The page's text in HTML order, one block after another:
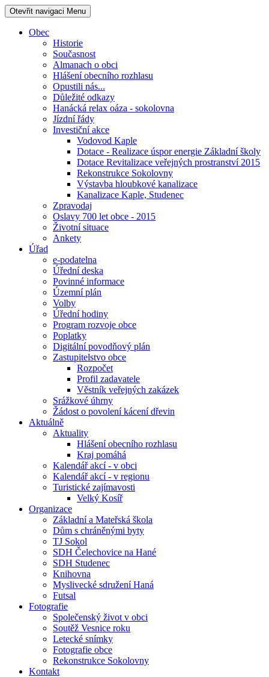
Otevřit navigaci Menu
Obec
Historie
Současnost
Almanach o obci
Hlášení obecního rozhlasu
Opustili nás...
Důležité odkazy
Hanácká relax oáza - sokolovna
Jízdní řády
Investiční akce
Vodovod Kaple
Dotace - Realizace úspor energie Základní školy
Dotace Revitalizace veřejných prostranství 2015
Rekonstrukce Sokolovny
Výstavba hloubkové kanalizace
Kanalizace Kaple, Studenec
Zpravodaj
Oslavy 700 let obce - 2015
Životní situace
Ankety
Úřad
e-podatelna
Úřední deska
Povinné informace
Územní plán
Volby
Úřední hodiny
Program rozvoje obce
Poplatky
Digitální povodňový plán
Zastupitelstvo obce
Rozpočet
Profil zadavatele
Věstník veřejných zakázek
Srážkové úhrny
Žádost o povolení kácení dřevin
Aktuálně
Aktuality
Hlášení obecního rozhlasu
Kraj pomáhá
Kalendář akcí - v obci
Kalendář akcí - v regionu
Turistické zajímavosti
Velký Kosíř
Organizace
Základní a Mateřská škola
Dům s chráněnými byty
TJ Sokol
SDH Čelechovice na Hané
SDH Studenec
Knihovna
Myslivecké sdružení Haná
Futsal
Fotografie
Společenský život v obci
Soutěž Vesnice roku
Letecké snímky
Fotografie obce
Rekonstrukce Sokolovny
Kontakt